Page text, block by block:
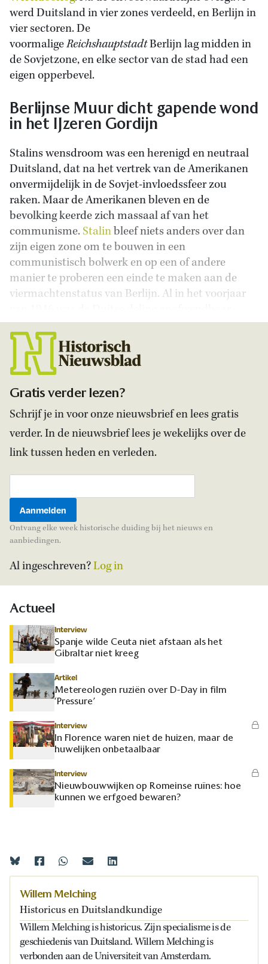
werd Duitsland in vier zones verdeeld, en Berlijn in
vier sectoren. De
voormaligeReichshauptstadtBerlijn lag midden in
de Sovjetzone, en elke sector van de stad had een
eigen opperbevel.
Berlijnse Muur dicht gapende wond
in het IJzeren Gordijn
Stalins wensdroom was een herenigd en neutraal
Duitsland, dat na het vertrek van de Amerikanen
onvermijdelijk in de Sovjet-invloedssfeer zou
raken. Maar de Amerikanen bleven en de
bevolking keerde zich massaal af van het
communisme.Stalinbleef niets anders over dan
zijn eigen zone om te bouwen in een
communistisch bolwerk en op een of andere
manier te proberen een einde te maken aan de
viermachtenstatus van Berlijn. Al in het voorjaar
Gratis verder lezen?
Schrijf je in voor onze nieuwsbrief en lees gratis
verder. In de nieuwsbrief lees je wekelijks over de
link tussen heden en verleden.
Ontvang elke week historische duiding bij het nieuws en
aanbiedingen.
Al ingeschreven?Log in
Actueel
Interview
Spanje wilde Ceuta niet afstaan als het
Gibraltar niet kreeg
Artikel
Metereologen ruziën over D-Day in film
‘Pressure’
Interview
In Florence waren niet de huizen, maar de
huwelijken onbetaalbaar
Interview
Nieuwbouwwijken op Romeinse ruïnes: hoe
kunnen we erfgoed bewaren?
Willem Melching
Historicus en Duitslandkundige
Willem Melching is historicus. Zijn specialisme is de
geschiedenis van Duitsland. Willem Melching is
verbonden aan de Universiteit van Amsterdam.